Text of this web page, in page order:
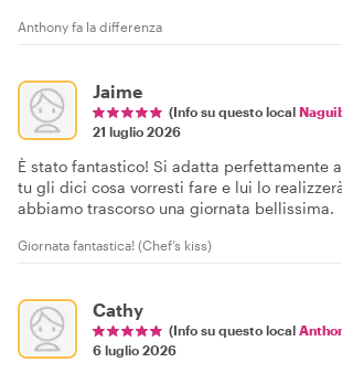
Anthony fa la differenza
Jaime
(Info su questo local
21 luglio 2026
È stato fantastico! Si adatta perfettamente
tu gli dici cosa vorresti fare e lui lo
abbiamo trascorso una giornata bellissima.
Giornata fantastica! (Chef’s kiss)
Cathy
(Info su questo local
6 luglio 2026